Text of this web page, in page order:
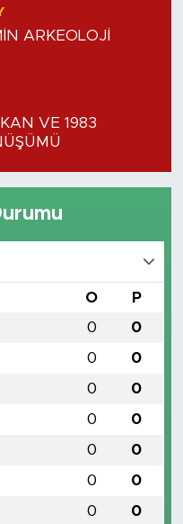
ARKEOLOJİ
VE 1983
O P
0 0
0 0
0 0
0 0
0 0
0 0
0 0